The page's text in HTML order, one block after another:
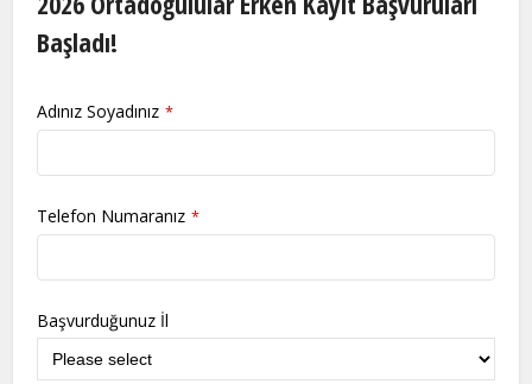
Başladı!
Adınız Soyadınız *
Telefon Numaranız *
Başvurduğunuz İl